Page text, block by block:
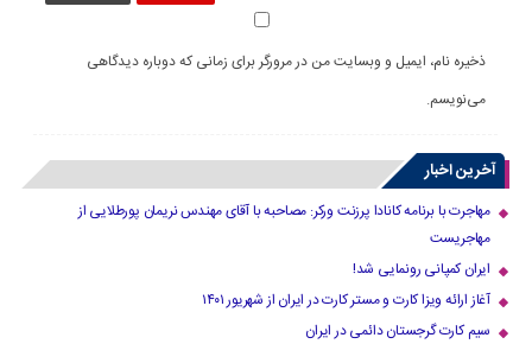
ذخیره نام، ایمیل و وبسایت من در مرورگر برای زمانی که دوباره دیدگاهی
می‌نویسم.
آخرین اخبار
مهاجرت با برنامه کانادا پرزنت ورکر: مصاحبه با آقای مهندس نریمان پورطلایی از
مهاجریست
ایران کمپانی رونمایی شد!
آغاز ارائه ویزا کارت و مستر کارت در ایران از شهریور ۱۴۰۱
سیم کارت گرجستان دائمی در ایران